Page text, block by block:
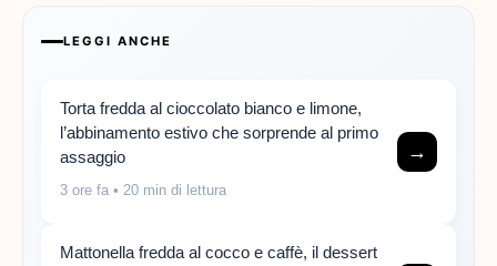
LEGGI ANCHE
Torta fredda al cioccolato bianco e limone,
l’abbinamento estivo che sorprende al primo
assaggio
3 ore fa • 20 min di lettura
→
Mattonella fredda al cocco e caffè, il dessert